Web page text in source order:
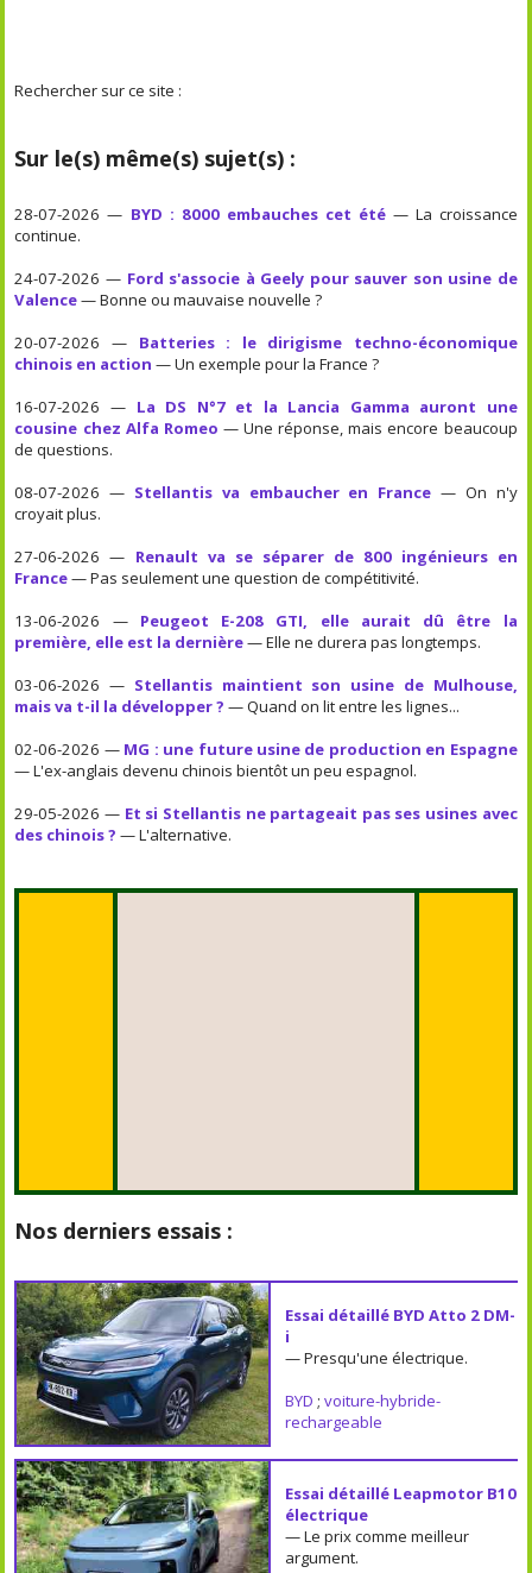
Rechercher sur ce site :
Sur le(s) même(s) sujet(s) :
28-07-2026 — BYD : 8000 embauches cet été— La croissance
continue.
24-07-2026 — Ford s'associe à Geely pour sauver son usine de
Valence— Bonne ou mauvaise nouvelle ?
20-07-2026 — Batteries : le dirigisme techno-économique
chinois en action — Un exemple pour la France ?
16-07-2026 — La DS N°7 et la Lancia Gamma auront une
cousine chez Alfa Romeo — Une réponse, mais encore beaucoup
de questions.
08-07-2026 — Stellantis va embaucher en France — On n'y
croyait plus.
27-06-2026 — Renault va se séparer de 800 ingénieurs en
France— Pas seulement une question de compétitivité.
13-06-2026 — Peugeot E-208 GTI, elle aurait dû être la
première, elle est la dernière— Elle ne durera pas longtemps.
03-06-2026 — Stellantis maintient son usine de Mulhouse,
mais va t-il la développer ? — Quand on lit entre les lignes...
02-06-2026 — MG : une future usine de production en Espagne
— L'ex-anglais devenu chinois bientôt un peu espagnol.
29-05-2026 — Et si Stellantis ne partageait pas ses usines avec
des chinois ? — L'alternative.
Nos derniers essais :
Essai détaillé BYD Atto 2 DM-
i
— Presqu'une électrique.
BYD ; voiture-hybride-
rechargeable
Essai détaillé Leapmotor B10
électrique
— Le prix comme meilleur
argument.